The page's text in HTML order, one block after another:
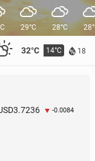
32°C 14°C 18
29°C 28°C
3.7236 -0.0084